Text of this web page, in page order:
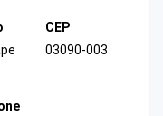
CEP
03090-003